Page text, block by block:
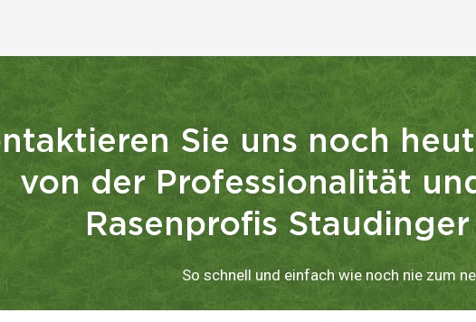
Sie uns noch
von der Professionalität
Rasenprofis
So schnell und einfach wie noch nie zum